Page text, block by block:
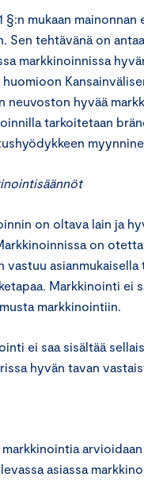
mukaan
Sen tehtävänä on
markkinoinnissa
neuvoston hyvää
tarkoitetaan
on oltava lain ja
on
asianmukaisella
Markkinointi ei
markkinointiin.
ei saa sisältää
hyvän tavan
asiassa